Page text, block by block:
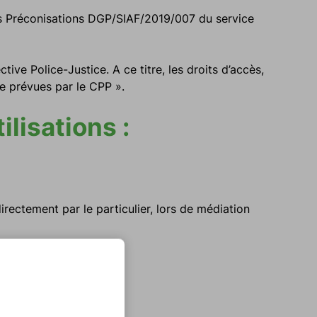
DGP/SIAF/2019/007 du service
Police-Justice. A ce titre, les droits d’accès,
prévues par le CPP ».
:
par le particulier, lors de médiation